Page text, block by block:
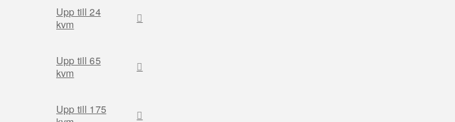
Upp till 24
kvm
Upp till 65
kvm
Upp till 175